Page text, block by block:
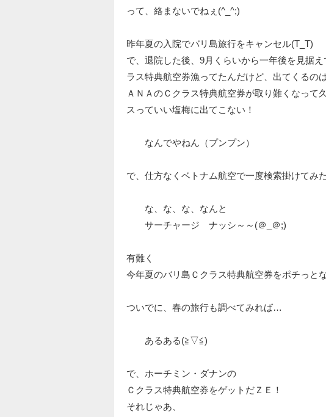
って、絡まないでねぇ(^_^;)
昨年夏の入院でバリ島旅行をキャンセル(T_T)
で、退院した後、9月くらいから一年後を見据
ラス特典航空券漁ってたんだけど、出てくるの
ＡＮＡのＣクラス特典航空券が取り難くなって
スっていい塩梅に出てこない！
なんでやねん（プンプン）
で、仕方なくベトナム航空で一度検索掛けてみた
な、な、な、なんと
サーチャージ ナッシ～～(＠_＠;)
有難く
今年夏のバリ島Ｃクラス特典航空券をポチっと
ついでに、春の旅行も調べてみれば…
あるある(≧▽≦)
で、ホーチミン・ダナンの
Ｃクラス特典航空券をゲットだＺＥ！
それじゃあ、